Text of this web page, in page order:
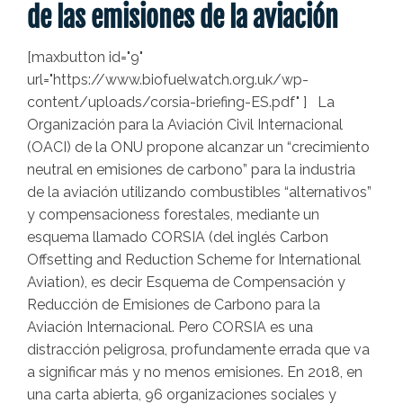
de las emisiones de la aviación
[maxbutton id="9"
url="https://www.biofuelwatch.org.uk/wp-
content/uploads/corsia-briefing-ES.pdf" ] La
Organización para la Aviación Civil Internacional
(OACI) de la ONU propone alcanzar un “crecimiento
neutral en emisiones de carbono” para la industria
de la aviación utilizando combustibles “alternativos”
y compensacioness forestales, mediante un
esquema llamado CORSIA (del inglés Carbon
Offsetting and Reduction Scheme for International
Aviation), es decir Esquema de Compensación y
Reducción de Emisiones de Carbono para la
Aviación Internacional. Pero CORSIA es una
distracción peligrosa, profundamente errada que va
a significar más y no menos emisiones. En 2018, en
una carta abierta, 96 organizaciones sociales y